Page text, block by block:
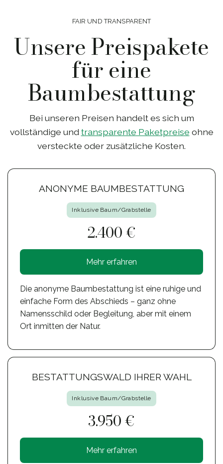
FAIR UND TRANSPARENT
Unsere Preispakete
für eine
Baumbestattung
Bei unseren Preisen handelt es sich um
vollständige und transparente Paketpreise ohne
versteckte oder zusätzliche Kosten.
ANONYME BAUMBESTATTUNG
Inklusive Baum/Grabstelle
2.400 €
Mehr erfahren
Die anonyme Baumbestattung ist eine ruhige und
einfache Form des Abschieds – ganz ohne
Namensschild oder Begleitung, aber mit einem
Ort inmitten der Natur.
BESTATTUNGSWALD IHRER WAHL
Inklusive Baum/Grabstelle
3.950 €
Mehr erfahren